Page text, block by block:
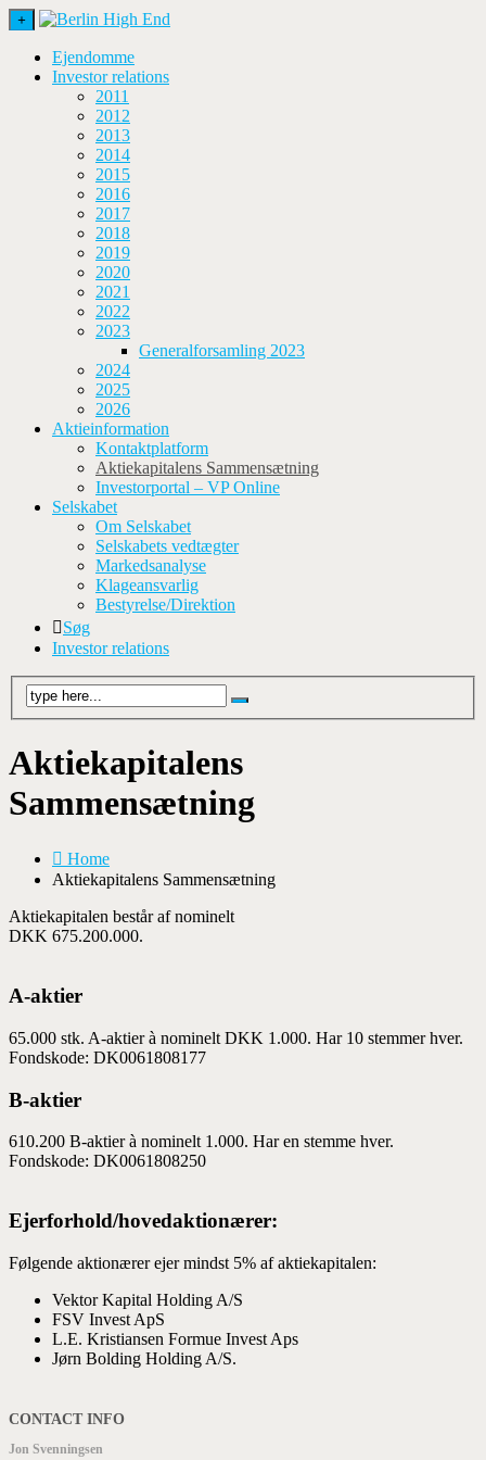
+
Ejendomme
Investor relations
2011
2012
2013
2014
2015
2016
2017
2018
2019
2020
2021
2022
2023
Generalforsamling 2023
2024
2025
2026
Aktieinformation
Kontaktplatform
Aktiekapitalens Sammensætning
Investorportal – VP Online
Selskabet
Om Selskabet
Selskabets vedtægter
Markedsanalyse
Klageansvarlig
Bestyrelse/Direktion
Søg
Investor relations
Aktiekapitalens
Sammensætning
Home
Aktiekapitalens Sammensætning
Aktiekapitalen består af nominelt
DKK 675.200.000.
A-aktier
65.000 stk. A-aktier à nominelt DKK 1.000. Har 10 stemmer hver.
Fondskode: DK0061808177
B-aktier
610.200 B-aktier à nominelt 1.000. Har en stemme hver.
Fondskode: DK0061808250
Ejerforhold/hovedaktionærer:
Følgende aktionærer ejer mindst 5% af aktiekapitalen:
Vektor Kapital Holding A/S
FSV Invest ApS
L.E. Kristiansen Formue Invest Aps
Jørn Bolding Holding A/S.
CONTACT INFO
Jon Svenningsen